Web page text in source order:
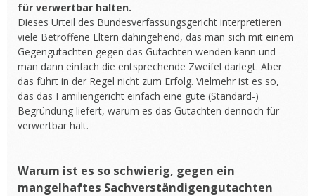
für verwertbar halten.
Dieses Urteil des Bundesverfassungsgericht interpretieren
viele Betroffene Eltern dahingehend, das man sich mit einem
Gegengutachten gegen das Gutachten wenden kann und
man dann einfach die entsprechende Zweifel darlegt. Aber
das führt in der Regel nicht zum Erfolg. Vielmehr ist es so,
das das Familiengericht einfach eine gute (Standard-)
Begründung liefert, warum es das Gutachten dennoch für
verwertbar hält.
Warum ist es so schwierig, gegen ein
mangelhaftes Sachverständigengutachten